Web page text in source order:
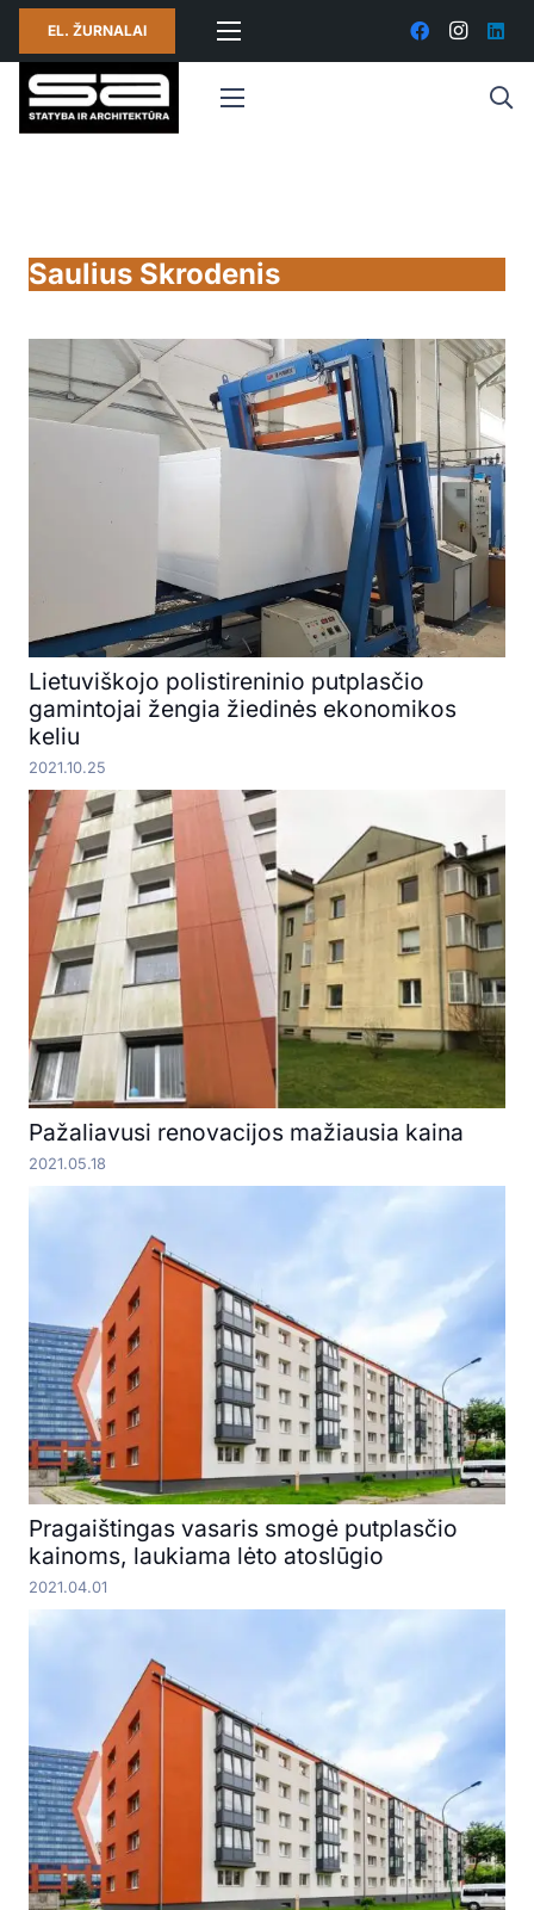
EL. ŽURNALAI
Saulius Skrodenis
Lietuviškojo polistireninio putplasčio
gamintojai žengia žiedinės ekonomikos
keliu
2021.10.25
Pažaliavusi renovacijos mažiausia kaina
2021.05.18
Pragaištingas vasaris smogė putplasčio
kainoms, laukiama lėto atoslūgio
2021.04.01